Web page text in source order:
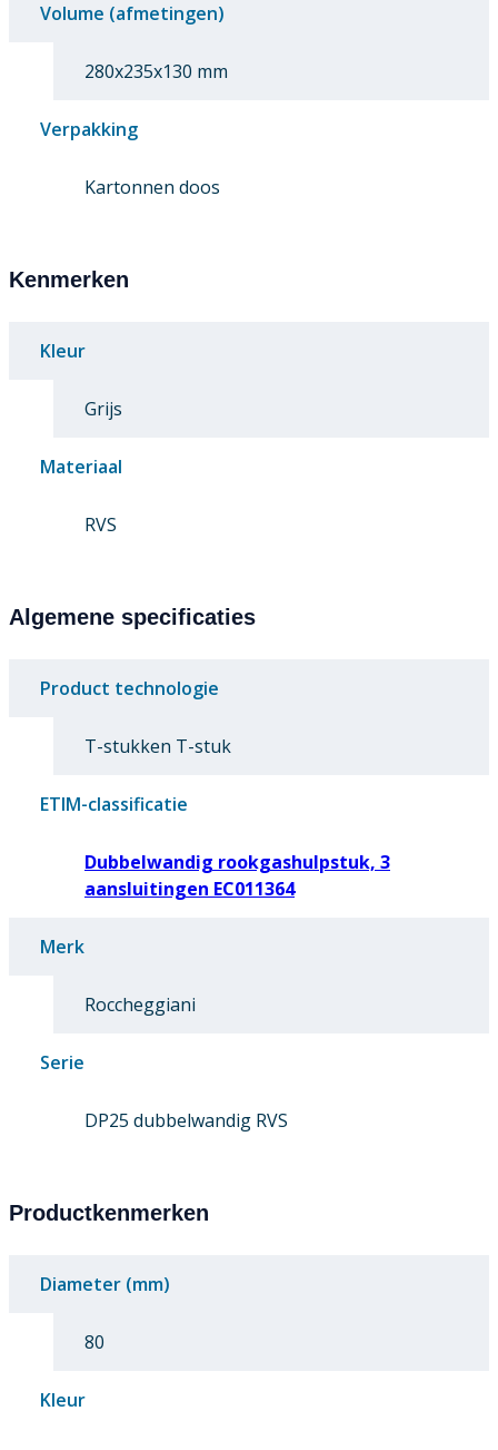
Volume (afmetingen)
280x235x130 mm
Verpakking
Kartonnen doos
Kenmerken
Kleur
Grijs
Materiaal
RVS
Algemene specificaties
Product technologie
T-stukken T-stuk
ETIM-classificatie
Dubbelwandig rookgashulpstuk, 3
aansluitingen EC011364
Merk
Roccheggiani
Serie
DP25 dubbelwandig RVS
Productkenmerken
Diameter (mm)
80
Kleur